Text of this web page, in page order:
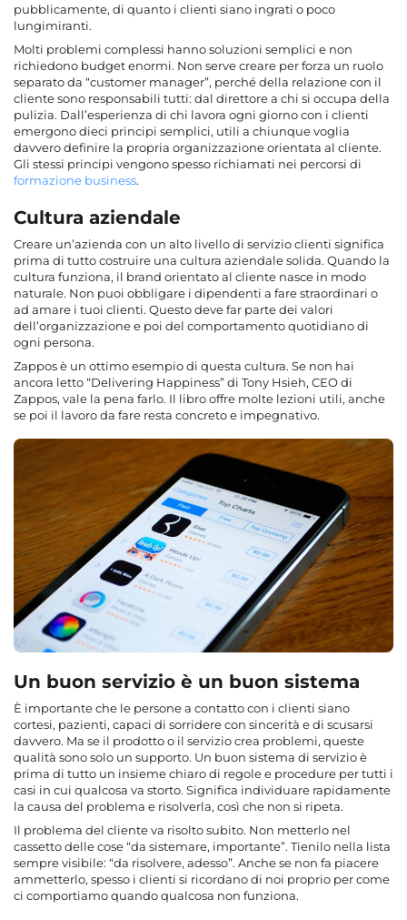
pubblicamente, di quanto i clienti siano ingrati o poco
lungimiranti.
Molti problemi complessi hanno soluzioni semplici e non
richiedono budget enormi. Non serve creare per forza un ruolo
separato da “customer manager”, perché della relazione con il
cliente sono responsabili tutti: dal direttore a chi si occupa della
pulizia. Dall’esperienza di chi lavora ogni giorno con i clienti
emergono dieci principi semplici, utili a chiunque voglia
davvero definire la propria organizzazione orientata al cliente.
Gli stessi principi vengono spesso richiamati nei percorsi di
formazione business.
Cultura aziendale
Creare un’azienda con un alto livello di servizio clienti significa
prima di tutto costruire una cultura aziendale solida. Quando la
cultura funziona, il brand orientato al cliente nasce in modo
naturale. Non puoi obbligare i dipendenti a fare straordinari o
ad amare i tuoi clienti. Questo deve far parte dei valori
dell’organizzazione e poi del comportamento quotidiano di
ogni persona.
Zappos è un ottimo esempio di questa cultura. Se non hai
ancora letto “Delivering Happiness” di Tony Hsieh, CEO di
Zappos, vale la pena farlo. Il libro offre molte lezioni utili, anche
se poi il lavoro da fare resta concreto e impegnativo.
Un buon servizio è un buon sistema
È importante che le persone a contatto con i clienti siano
cortesi, pazienti, capaci di sorridere con sincerità e di scusarsi
davvero. Ma se il prodotto o il servizio crea problemi, queste
qualità sono solo un supporto. Un buon sistema di servizio è
prima di tutto un insieme chiaro di regole e procedure per tutti i
casi in cui qualcosa va storto. Significa individuare rapidamente
la causa del problema e risolverla, così che non si ripeta.
Il problema del cliente va risolto subito. Non metterlo nel
cassetto delle cose “da sistemare, importante”. Tienilo nella lista
sempre visibile: “da risolvere, adesso”. Anche se non fa piacere
ammetterlo, spesso i clienti si ricordano di noi proprio per come
ci comportiamo quando qualcosa non funziona.